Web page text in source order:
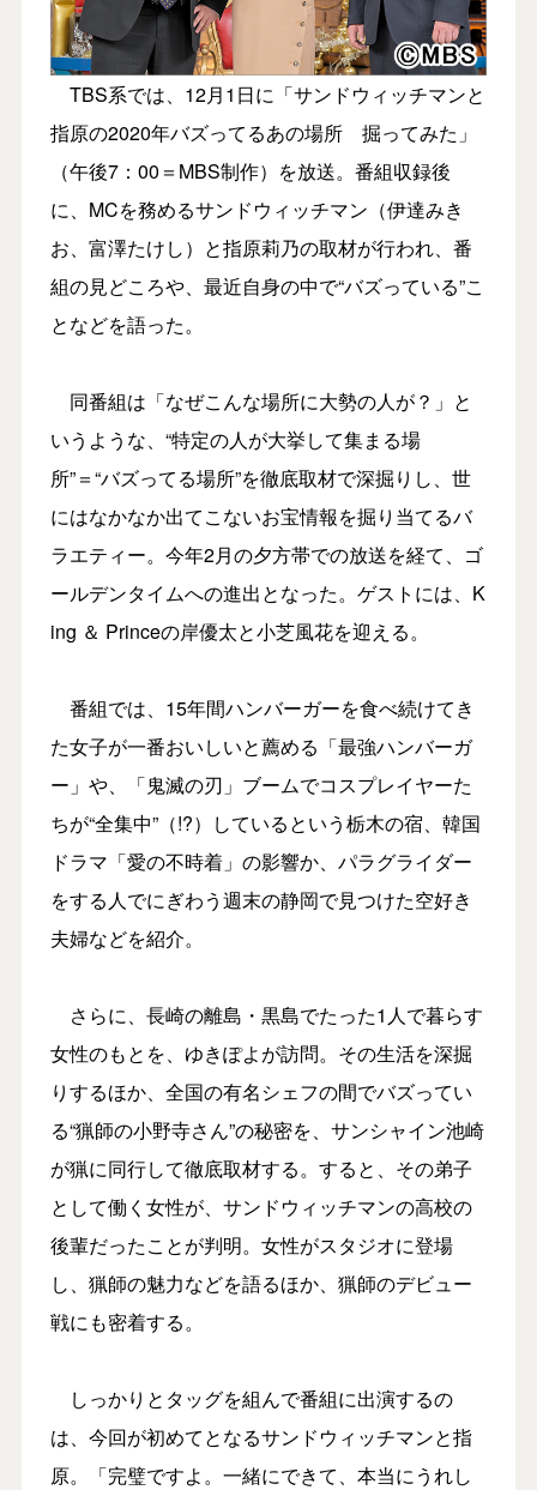
TBS系では、12月1日に「サンドウィッチマンと
指原の2020年バズってるあの場所 掘ってみた」
（午後7：00＝MBS制作）を放送。番組収録後
に、MCを務めるサンドウィッチマン（伊達みき
お、富澤たけし）と指原莉乃の取材が行われ、番
組の見どころや、最近自身の中で“バズっている”こ
となどを語った。
同番組は「なぜこんな場所に大勢の人が？」と
いうような、“特定の人が大挙して集まる場
所”＝“バズってる場所”を徹底取材で深掘りし、世
にはなかなか出てこないお宝情報を掘り当てるバ
ラエティー。今年2月の夕方帯での放送を経て、ゴ
ールデンタイムへの進出となった。ゲストには、K
ing ＆ Princeの岸優太と小芝風花を迎える。
番組では、15年間ハンバーガーを食べ続けてき
た女子が一番おいしいと薦める「最強ハンバーガ
ー」や、「鬼滅の刃」ブームでコスプレイヤーた
ちが“全集中”（!?）しているという栃木の宿、韓国
ドラマ「愛の不時着」の影響か、パラグライダー
をする人でにぎわう週末の静岡で見つけた空好き
夫婦などを紹介。
さらに、長崎の離島・黒島でたった1人で暮らす
女性のもとを、ゆきぽよが訪問。その生活を深掘
りするほか、全国の有名シェフの間でバズってい
る“猟師の小野寺さん”の秘密を、サンシャイン池崎
が猟に同行して徹底取材する。すると、その弟子
として働く女性が、サンドウィッチマンの高校の
後輩だったことが判明。女性がスタジオに登場
し、猟師の魅力などを語るほか、猟師のデビュー
戦にも密着する。
しっかりとタッグを組んで番組に出演するの
は、今回が初めてとなるサンドウィッチマンと指
原。「完璧ですよ。一緒にできて、本当にうれし